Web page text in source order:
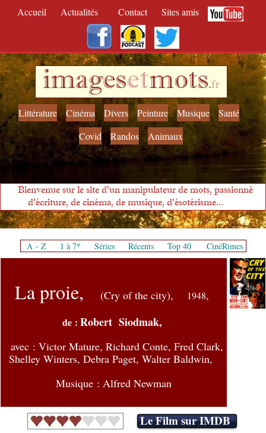
Accueil Actualités Contact Sites amis
imagesetmots.fr
Littérature Cinéma Divers Peinture Musique
Santé
Covid
Randos Animaux
Bienvenue sur le site d'un manipulateur de mots, passionné
d'écriture, de cinéma, de musique, d'ésotérisme...
A - Z 1 à 7* Séries Récents Top 40 CinéRimes
La proie, (Cry of the city), 1948,
de : Robert Siodmak,
avec : Victor Mature, Richard Conte, Fred Clark,
Shelley Winters, Debra Paget, Walter Baldwin,
Musique : Alfred Newman
Le Film sur IMDB